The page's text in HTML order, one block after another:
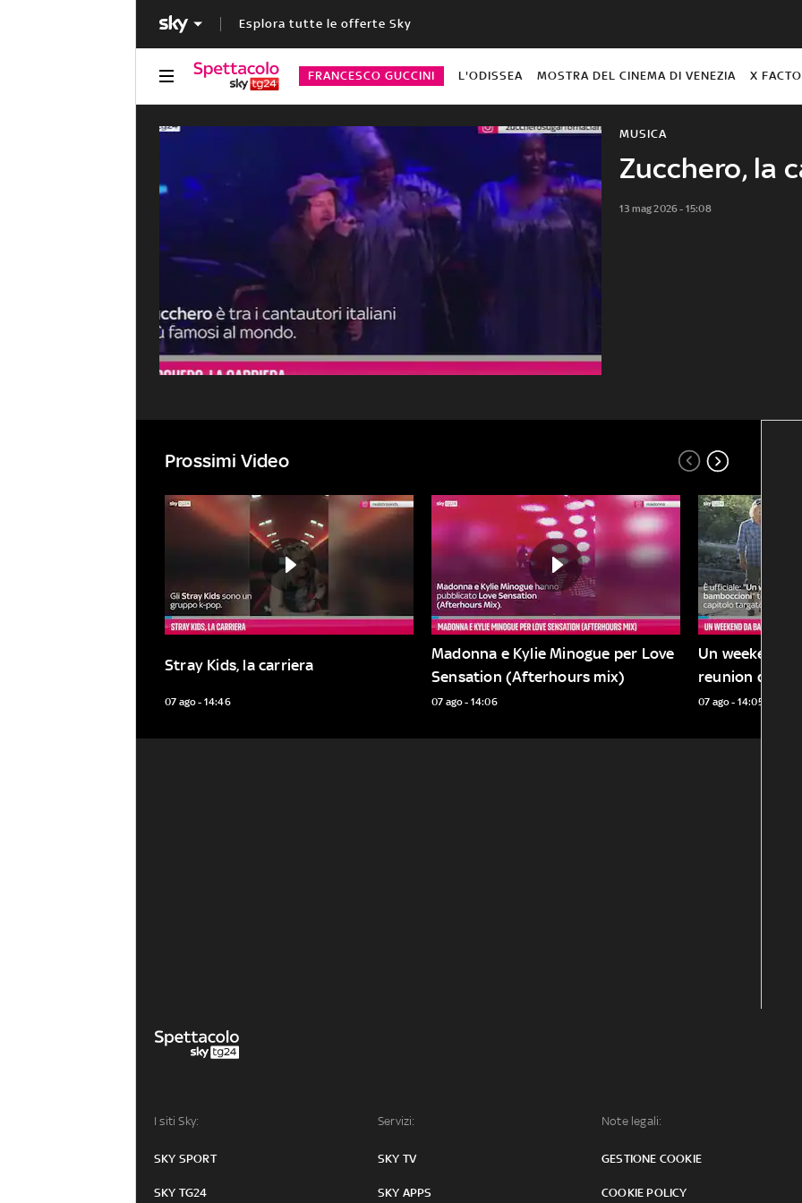
Esplora tutte le offerte Sky
FRANCESCO GUCCINI L'ODISSEA MOSTRA DEL CINEMA DI VENEZIA X
Zucchero, la
MUSICA
13 mag 2026 - 15:08
Prossimi Video
Stray Kids, la carriera
07 ago - 14:46
Madonna e Kylie Minogue per Love
Sensation (Afterhours mix)
07 ago - 14:06
Un weekend
reunion del cast
07 ago - 14:05
I siti Sky:
SKY SPORT
SKY TG24
Servizi:
SKY TV
SKY APPS
Note legali:
GESTIONE COOKIE
COOKIE POLICY